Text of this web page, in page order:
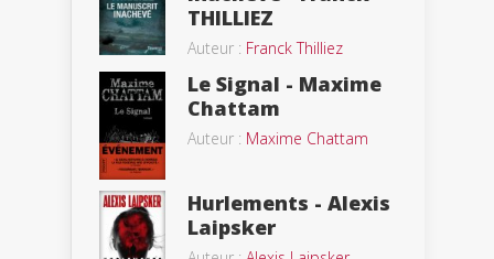
THILLIEZ
Auteur : Franck Thilliez
Le Signal - Maxime
Chattam
Auteur : Maxime Chattam
Hurlements - Alexis
Laipsker